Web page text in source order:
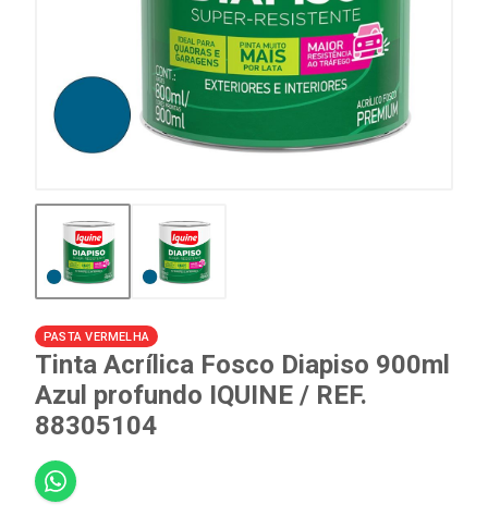
PASTA VERMELHA
Tinta Acrílica Fosco Diapiso 900ml
Azul profundo IQUINE / REF.
88305104